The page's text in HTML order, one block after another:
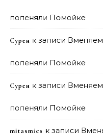
попеняли Помойке
Сурен к записи
попеняли Помойке
Сурен к записи
попеняли Помойке
mitasmies к записи